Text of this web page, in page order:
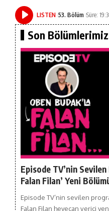
LISTEN 53. Bölüm Süre:
Son
Episode TV’nin Sevilen
Falan Filan’ Yeni
Episode TV’nin sevilen
Falan Filan heyecan verici